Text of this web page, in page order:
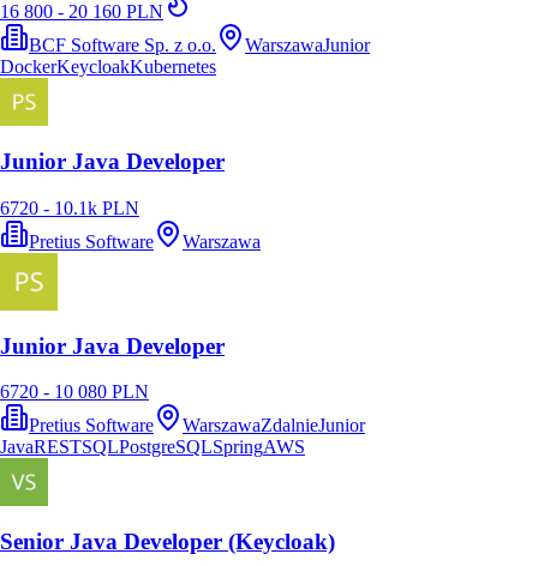
16 800 - 20 160 PLN
BCF Software Sp. z o.o.
WarszawaJunior
DockerKeycloakKubernetes
Junior Java Developer
6720 - 10.1k PLN
Pretius Software
Warszawa
Junior Java Developer
6720 - 10 080 PLN
Pretius Software
WarszawaZdalnieJunior
JavaRESTSQLPostgreSQLSpringAWS
Senior Java Developer (Keycloak)